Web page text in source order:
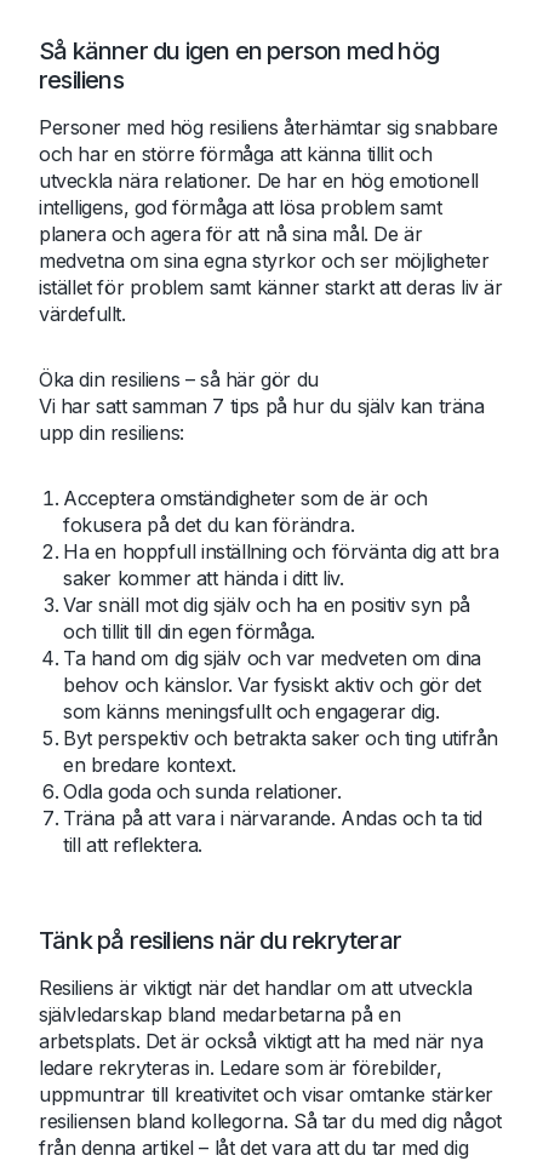
Så känner du igen en person med hög
resiliens
Personer med hög resiliens återhämtar sig snabbare
och har en större förmåga att känna tillit och
utveckla nära relationer. De har en hög emotionell
intelligens, god förmåga att lösa problem samt
planera och agera för att nå sina mål. De är
medvetna om sina egna styrkor och ser möjligheter
istället för problem samt känner starkt att deras liv är
värdefullt.
Öka din resiliens – så här gör du
Vi har satt samman 7 tips på hur du själv kan träna
upp din resiliens:
Acceptera omständigheter som de är och
fokusera på det du kan förändra.
Ha en hoppfull inställning och förvänta dig att bra
saker kommer att hända i ditt liv.
Var snäll mot dig själv och ha en positiv syn på
och tillit till din egen förmåga.
Ta hand om dig själv och var medveten om dina
behov och känslor. Var fysiskt aktiv och gör det
som känns meningsfullt och engagerar dig.
Byt perspektiv och betrakta saker och ting utifrån
en bredare kontext.
Odla goda och sunda relationer.
Träna på att vara i närvarande. Andas och ta tid
till att reflektera.
Tänk på resiliens när du rekryterar
Resiliens är viktigt när det handlar om att utveckla
självledarskap bland medarbetarna på en
arbetsplats. Det är också viktigt att ha med när nya
ledare rekryteras in. Ledare som är förebilder,
uppmuntrar till kreativitet och visar omtanke stärker
resiliensen bland kollegorna. Så tar du med dig något
från denna artikel – låt det vara att du tar med dig